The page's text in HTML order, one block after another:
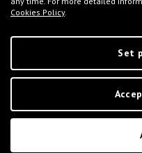
-
P.IVA: 02233400205 | C.C.I.A.A. di
capital (i.v.): €
Cookies Policy.
Set